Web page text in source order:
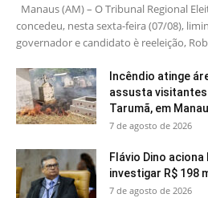
Manaus (AM) – O Tribunal Regional
concedeu, nesta sexta-feira (07/08),
governador e candidato è reeleição,
Incêndio atinge
assusta
Tarumã, em
7 de agosto de 2026
Flávio Dino
investigar R$ 198
7 de agosto de 2026